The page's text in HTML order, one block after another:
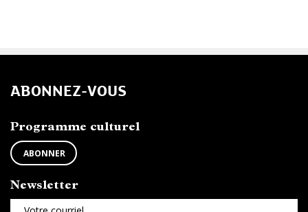
ABONNEZ-VOUS
Programme culturel
ABONNER
Newsletter